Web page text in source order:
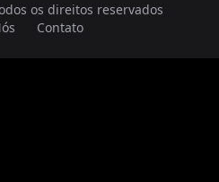
os direitos reservados
Contato